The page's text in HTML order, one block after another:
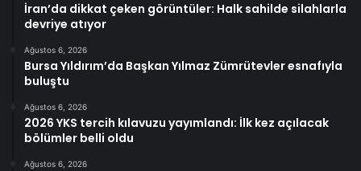
İran’da dikkat çeken görüntüler: Halk sahilde silahlarla
devriye atıyor
Ağustos 6, 2026
Bursa Yıldırım’da Başkan Yılmaz Zümrütevler esnafıyla
buluştu
Ağustos 6, 2026
2026 YKS tercih kılavuzu yayımlandı: İlk kez açılacak
bölümler belli oldu
Ağustos 6, 2026